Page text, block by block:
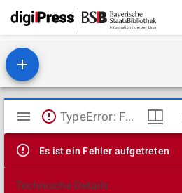
Mirador
Viewer
TypeError: Failed to fetch
Es ist ein Fehler aufgetreten
Technische Details